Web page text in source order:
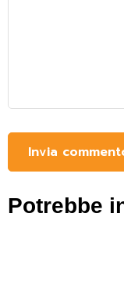
Potrebbe